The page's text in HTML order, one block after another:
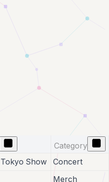
Category
Show
Concert
Merch